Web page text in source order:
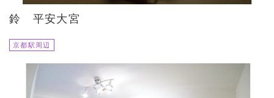
鈴 平安大宮
京都駅周辺